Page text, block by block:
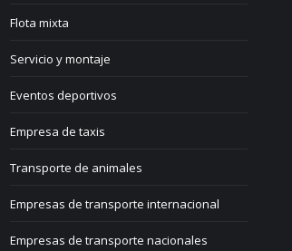
Flota mixta
Servicio y montaje
Eventos deportivos
Empresa de taxis
Transporte de animales
Empresas de transporte internacional
Empresas de transporte nacionales